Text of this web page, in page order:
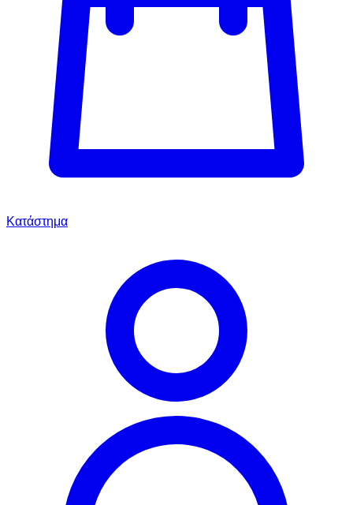
Κατάστημα